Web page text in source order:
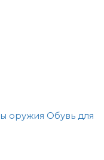
оружия Обувь для